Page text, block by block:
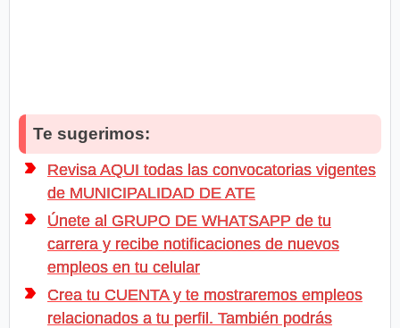
Te sugerimos:
Revisa AQUI todas las convocatorias vigentes
de MUNICIPALIDAD DE ATE
Únete al GRUPO DE WHATSAPP de tu
carrera y recibe notificaciones de nuevos
empleos en tu celular
Crea tu CUENTA y te mostraremos empleos
relacionados a tu perfil. También podrás